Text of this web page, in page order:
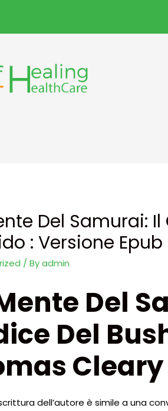
Del Samurai:
: Versione Epub
/ Byadmin
Del
Del
Cleary
dell’autore è simile a una